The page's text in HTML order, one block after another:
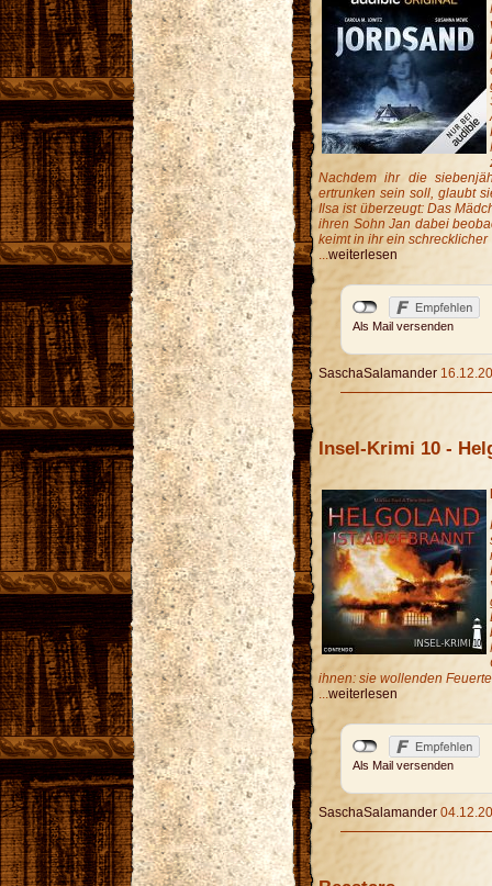
Nachdem ihr die
ertrunken sein soll, glaubt
Ilsa ist überzeugt: Das
ihren Sohn Jan dabei
keimt in ihr ein schrecklicher
...weiterlesen
Als Mail versenden
SaschaSalamander
Insel-Krimi 10 -
ihnen: sie wollenden
...weiterlesen
Als Mail versenden
SaschaSalamander